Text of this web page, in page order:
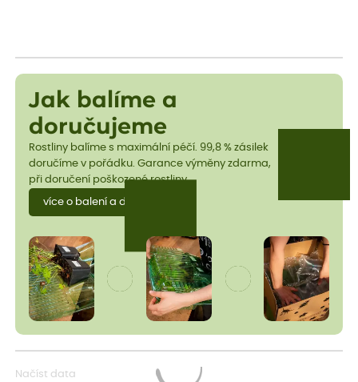
Jak balíme a
doručujeme
Rostliny balíme s maximální péčí. 99,8 % zásilek
doručíme v pořádku. Garance výměny zdarma,
při doručení poškozené rostliny.
více o balení a dopravě
Načíst data